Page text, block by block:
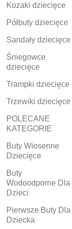
Kozaki dziecięce
Półbuty dziecięce
Sandały dziecięce
Śniegowce
dziecięce
Trampki dziecięce
Trzewiki dziecięce
POLECANE
KATEGORIE
Buty Wiosenne
Dziecięce
Buty
Wodoodporne Dla
Dzieci
Pierwsze Buty Dla
Dziecka